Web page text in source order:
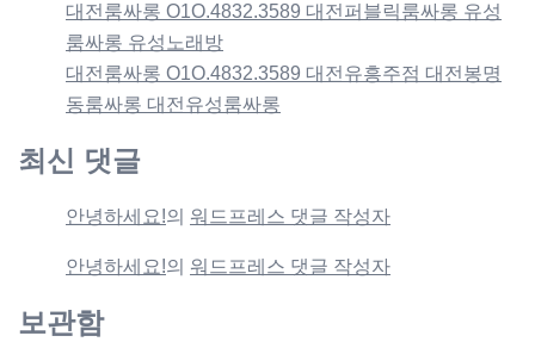
대전룸싸롱 O1O.4832.3589 대전퍼블릭룸싸롱 유성
룸싸롱 유성노래방
대전룸싸롱 O1O.4832.3589 대전유흥주점 대전봉명
동룸싸롱 대전유성룸싸롱
최신 댓글
안녕하세요!의 워드프레스 댓글 작성자
안녕하세요!의 워드프레스 댓글 작성자
보관함